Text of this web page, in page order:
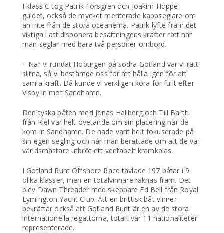
I klass C tog Patrik Forsgren och Joakim Hoppe
guldet, också de mycket meriterade kappseglare om
än inte från de stora oceanerna. Patrik lyfte fram det
viktiga i att disponera besättningens krafter rätt när
man seglar med bara två personer ombord.
– När vi rundat Hoburgen på södra Gotland var vi rätt
slitna, så vi bestämde oss för att hålla igen för att
samla kraft. Då kunde vi verkligen köra för fullt efter
Visby in mot Sandhamn.
Den tyska båten med Jonas Hallberg och Till Barth
från Kiel var helt ovetande om sin placering när de
kom in Sandhamn. De hade varit helt fokuserade på
sin egen segling och när man berättade om att de var
världsmästare utbröt ett veritabelt kramkalas.
I Gotland Runt Offshore Race tävlade 197 båtar i 9
olika klasser, men en totalvinnare räknas fram. Det
blev Dawn Threader med skeppare Ed Bell från Royal
Lymington Yacht Club. Att en brittisk båt vinner
bekräftar också att Gotland Runt är en av de stora
internationella regattorna, totalt var 11 nationaliteter
representerade.